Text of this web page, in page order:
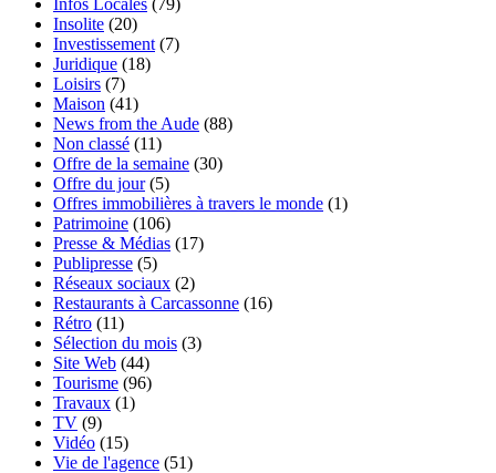
Insolite (20)
Investissement (7)
Juridique (18)
Loisirs (7)
Maison (41)
News from the Aude (88)
Non classé (11)
Offre de la semaine (30)
Offre du jour(5)
Offres immobilières à travers le monde (1)
Patrimoine (106)
Presse & Médias (17)
Publipresse (5)
Réseaux sociaux (2)
Restaurants à Carcassonne (16)
Rétro (11)
Sélection du mois (3)
Site Web (44)
Tourisme (96)
Travaux (1)
TV (9)
Vidéo (15)
Vie de l'agence (51)